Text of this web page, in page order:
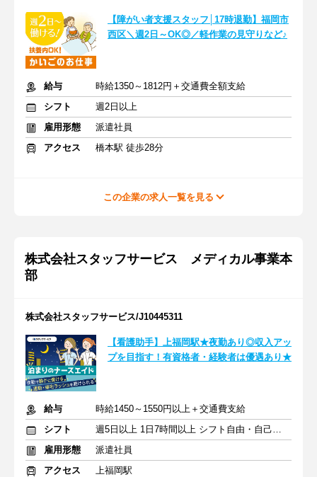
【障がい者支援スタッフ│17時退勤】福岡市
西区＼週2日～OK◎／軽作業の見守りなど♪
給与
時給1350～1812円＋交通費全額支給
シフト
週2日以上
雇用形態
派遣社員
アクセス
橋本駅 徒歩28分
この企業の求人一覧を見る
株式会社スタッフサービス メディカル事業本
部
株式会社スタッフサービス/J10445311
【看護助手】上福岡駅★夜勤あり◎収入アッ
プを目指す！有資格者・経験者は優遇あり★
給与
時給1450～1550円以上＋交通費支給
シフト
週5日以上 1日7時間以上 シフト自由・自己申告
雇用形態
派遣社員
アクセス
上福岡駅